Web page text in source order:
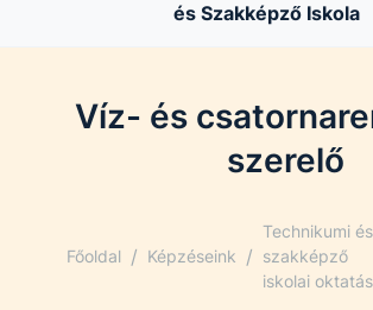
és Szakképző Iskola
Víz- és
szerelő
Főoldal / Képzéseink /
Technikumi és
szakképző
iskolai oktatás